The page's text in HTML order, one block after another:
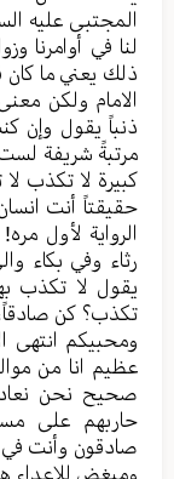
المجتبی علیه
لنا في أوامرنا
ذلك یعني ما کان
الامام ولکن
ذنباً یقول وإن
مرتبةً شریفة
کبیرة لا تکذب
حقیقتاً أنت
الروایة لأول
رثاء وفي بکاء
یقول لا تکذب
تکذب؟ کن صادقاً،
ومحبیکم انتهی
عظیم انا من
صحیح نحن
حاربهم علی
صادقون وأنت في
ومبغض للاعداء